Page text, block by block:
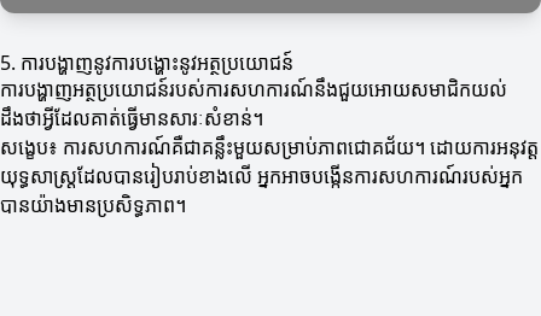
5. ការបង្ហាញនូវការបង្ហោះនូវអត្ថប្រយោជន៍
ការបង្ហាញអត្ថប្រយោជន៍របស់ការសហការណ៍នឹងជួយអោយសមាជិកយល់
ដឹងថាអ្វីដែលគាត់ធ្វើមានសារៈសំខាន់។
សង្ខេប៖ ការសហការណ៍គឺជាគន្លឹះមួយសម្រាប់ភាពជោគជ័យ។ ដោយការអនុវត្ត
យុទ្ធសាស្ត្រដែលបានរៀបរាប់ខាងលើ អ្នកអាចបង្កើនការសហការណ៍របស់អ្នក
បានយ៉ាងមានប្រសិទ្ធភាព។